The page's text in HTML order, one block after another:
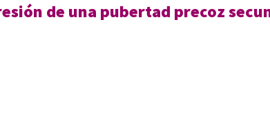
de una pubertad precoz